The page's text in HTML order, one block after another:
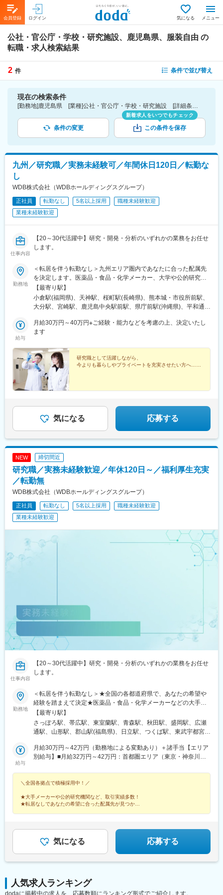
会員登録 ログイン 気になる メニュー
公社・官公庁・学校・研究施設、鹿児島県、服装自由 の
転職・求人検索結果
2 件 条件で並び替え
現在の検索条件
[勤務地]鹿児島県 [業種]公社・官公庁・学校・研究施設 [詳細条件](会社・職場の環境)服装自由
条件の変更
新着求人をいつでもチェック
この条件を保存
九州／研究職／実務未経験可／年間休日120日／転勤な
し
WDB株式会社（WDBホールディングスグループ）
正社員 転勤なし 5名以上採用
職種未経験歓迎
業種未経験歓迎
仕事内容
【20～30代活躍中】研究・開発・分析のいずれかの業務をお任せ
します。
勤務地
＜転居を伴う転勤なし＞九州エリア圏内であなたに合った配属先
を決定します。医薬品・食品・化学メーカー、大学や公的研究機
関のラボなどで、ご希望とご経験を踏まえ、ご活躍いただきま
す。◆あなたのご希望の職種、勤務地などをお伺いして配属先を
選定します◆現住所、もしくはご希望の居住地から、転居なしで
県・佐賀県・宮崎県・鹿児島県・沖縄県※自動車通勤OK※受動喫煙
対策：屋内禁煙
【最寄り駅】
小倉駅(福岡県)、天神駅、桜町駅(長崎県)、熊本城・市役所前駅、
大分駅、宮崎駅、鹿児島中央駅前駅、県庁前駅(沖縄県)、平和通
神南駅、市役所駅(長崎県)、通町筋駅、美栄橋駅
給与
月給30万円～40万円※ご経験・能力などを考慮の上、決定いたし
ます
研究職として活躍しながら、
今よりも暮らしやプライベートを充実させたい方へ……
気になる 応募する
NEW 締切間近
研究職／実務未経験歓迎／年休120日～／福利厚生充実
／転勤無
WDB株式会社（WDBホールディングスグループ）
正社員 転勤なし 5名以上採用
職種未経験歓迎
業種未経験歓迎
仕事内容
【20～30代活躍中】研究・開発・分析のいずれかの業務をお任せ
します。
勤務地
＜転居を伴う転勤なし＞★全国の各都道府県で、あなたの希望や
経験を踏まえて決定★医薬品・食品・化学メーカーなどの大手企
業・地元優良企業や、有名大学、公的研究機関のラボで、ご希望
とご経験を踏まえ、ご活躍いただきます。◆あなたのご希望の職
種、勤務地などをお伺いして配属先を選定します。◆現住所、も
先＞北海道・東北・首都圏・北関東・東海・北信越・関西・中
国・四国・九州の各都道府県※受動喫煙対策：屋内禁煙※自動車通
【最寄り駅】
さっぽろ駅、帯広駅、東室蘭駅、青森駅、秋田駅、盛岡駅、広瀬
通駅、山形駅、郡山駅(福島県)、日立駅、つくば駅、東武宇都宮
成千葉駅、五井駅、根津駅、立川北駅、大手町駅(東京都)、町田
駅、京急川崎駅、桜木町駅、平塚駅、新潟駅、春日山駅、松本
多半田駅、新川駅(愛知県)、名古屋駅、あすなろう四日市駅、彦根
駅、草津駅(滋賀県)、烏丸駅、近鉄奈良駅、茨木駅、千里中央駅
(大阪モノレール)、大阪駅、堺東駅、和歌山駅、三田駅(兵庫県)、
三宮・花時計前駅、西神中央駅、明石駅、加古川駅、姫路駅、播
駅、徳山駅、宇部新川駅、堀詰駅、徳島駅、片原町駅(香川県)、新
居浜駅、大街道駅、小倉駅(福岡県)、天神駅、大分駅、桜町駅(長
崎県)、熊本城・市役所前駅、宮崎駅、鹿児島中央駅前駅、県庁前
駅、新豊田駅、半田駅、札木駅、近鉄名古屋駅、近鉄四日市駅、
四条駅(京都市営)、奈良駅、千里中央駅(北大阪急行)、西梅田駅、
給与
月給30万円～42万円（勤務地による変動あり）＋諸手当【エリア
別給与】■月給32万円～42万円：首都圏エリア（東京・神奈川・
リア（大阪府・京都府・兵庫・奈良・滋賀・和歌山）■月給31万
円～41万円：北関東エリア（茨城・群馬・栃木）、北信越エリア
円：北海道・東北エリア（北海道・青森・秋田・岩手・宮城・山
本・大分・佐賀・宮崎・鹿児島・沖縄）※ご経験・能力などを考慮
の上、決定いたします。
＼全国各拠点で積極採用中！／
★大手メーカーや公的研究機関など、取引実績多数！
★転居なしであなたの希望に合った配属先が見つかる
気になる 応募する
人気求人ランキング
dodaに掲載中の求人を、応募数順にランキング形式でご紹介します。